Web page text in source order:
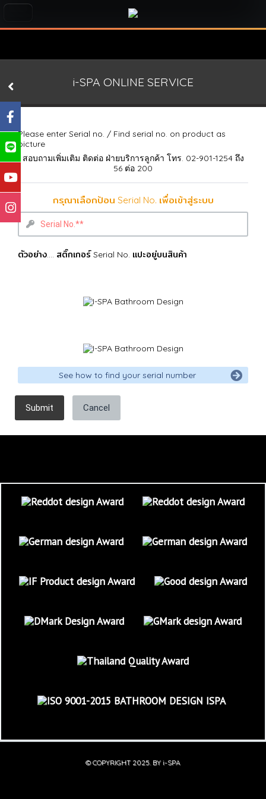
i-SPA ONLINE SERVICE
Please enter Serial no. / Find serial no. on product as
picture
สอบถามเพิ่มเติม ติดต่อ ฝ่ายบริการลูกค้า โทร. 02-901-1254 ถึง
56 ต่อ 200
กรุณาเลือกป้อน Serial No. เพื่อเข้าสู่ระบบ
ตัวอย่าง.... สติ๊กเกอร์ Serial No. แปะอยู่บนสินค้า
See how to find your serial number
Submit Cancel
© COPYRIGHT 2025. BY i-SPA